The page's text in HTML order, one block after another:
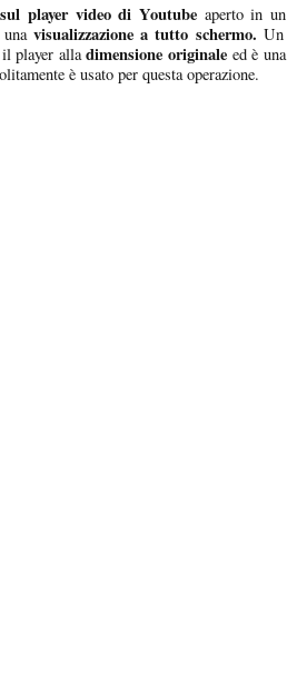
player video di Youtube aperto in un
unavisualizzazione a tutto schermo. Un
player alladimensione originale ed è una
è usato per questa operazione.